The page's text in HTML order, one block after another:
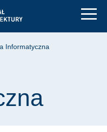
Informatyczna